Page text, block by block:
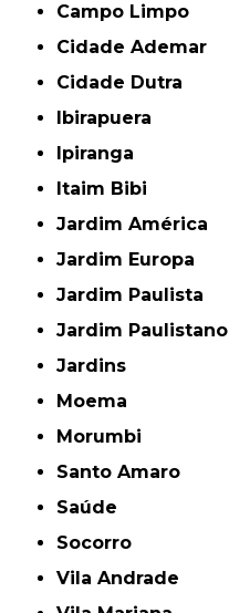
Campo Limpo
Cidade Ademar
Cidade Dutra
Ibirapuera
Ipiranga
Itaim Bibi
Jardim América
Jardim Europa
Jardim Paulista
Jardim Paulistano
Jardins
Moema
Morumbi
Santo Amaro
Saúde
Socorro
Vila Andrade